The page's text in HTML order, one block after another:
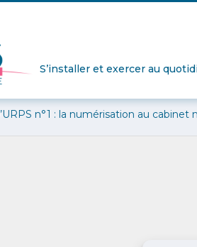
S’installer et exercer au
n°1 : la numérisation au cabinet